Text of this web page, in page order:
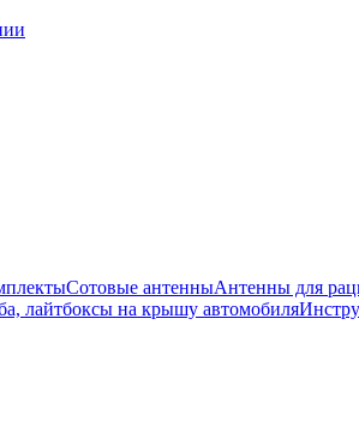
Сотовые антенныАнтенны для
лайтбоксы на крышу автомобиля